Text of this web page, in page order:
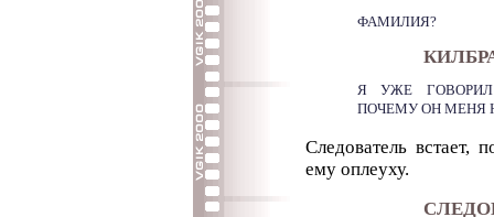
ФАМИЛИЯ?
Я УЖЕ ГОВОРИЛ -
ПОЧЕМУ ОН МЕНЯ
Следователь встает,
ему оплеуху.